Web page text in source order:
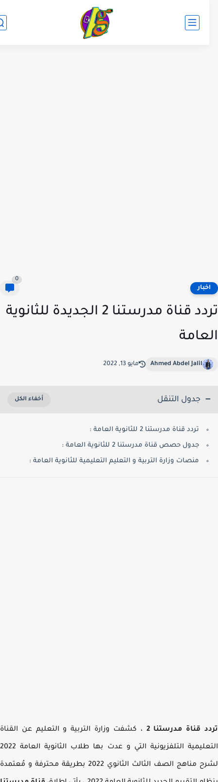
تردد قناة مدرستنا 2 الجديدة للثانوية
Ahmed Abdel Jalil مايو 13, 2022
جدول التنقل
تردد قناة مدرستنا 2 للثانوية العامة :
جدول حصص قناة مدرستنا 2 للثانوية العامة :
منصات وزارة التربية و التعليم التعليمية للثانوية العامة :
قناة مدرستنا 2 ، كشفت وزارة التربية و التعليم عن القناة
التعليمية التلفزيونية التي و عدت بها طلاب الثانوية العامة 2022
لشرح مناهج الصف الثالث الثانوي 2022 بطريقة محترفة و مُعتمدة